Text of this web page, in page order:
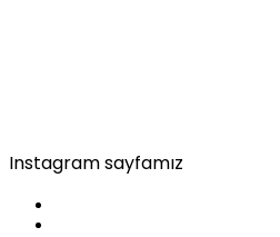
Instagram sayfamız